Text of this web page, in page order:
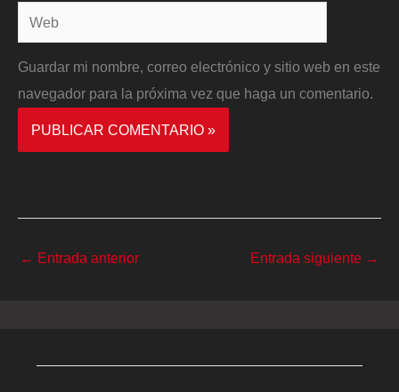
Web
Guardar mi nombre, correo electrónico y sitio web en este
navegador para la próxima vez que haga un comentario.
← Entrada anterior Entrada siguiente →